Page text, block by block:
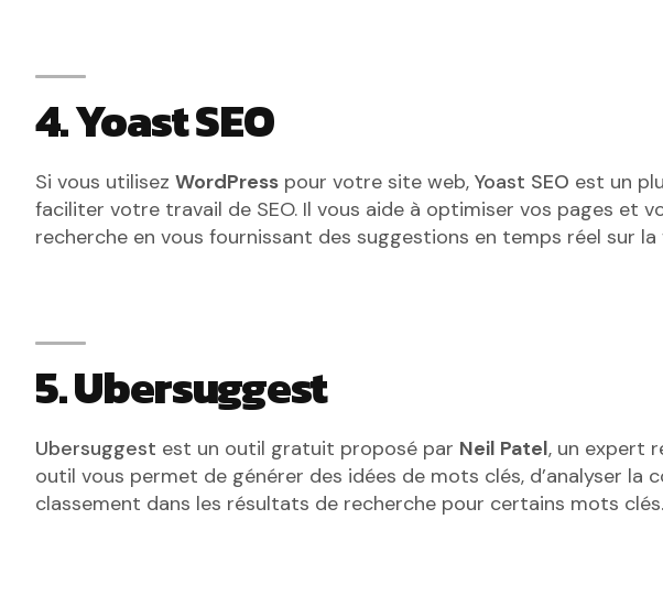
4. Yoast SEO
Si vous utilisez WordPress pour votre site web, Yoast SEO est un
faciliter votre travail de SEO. Il vous aide à optimiser vos pages et
recherche en vous fournissant des suggestions en temps réel sur
5. Ubersuggest
Ubersuggest est un outil gratuit proposé par Neil Patel, un expert
outil vous permet de générer des idées de mots clés, d’analyser la
classement dans les résultats de recherche pour certains mots clés.